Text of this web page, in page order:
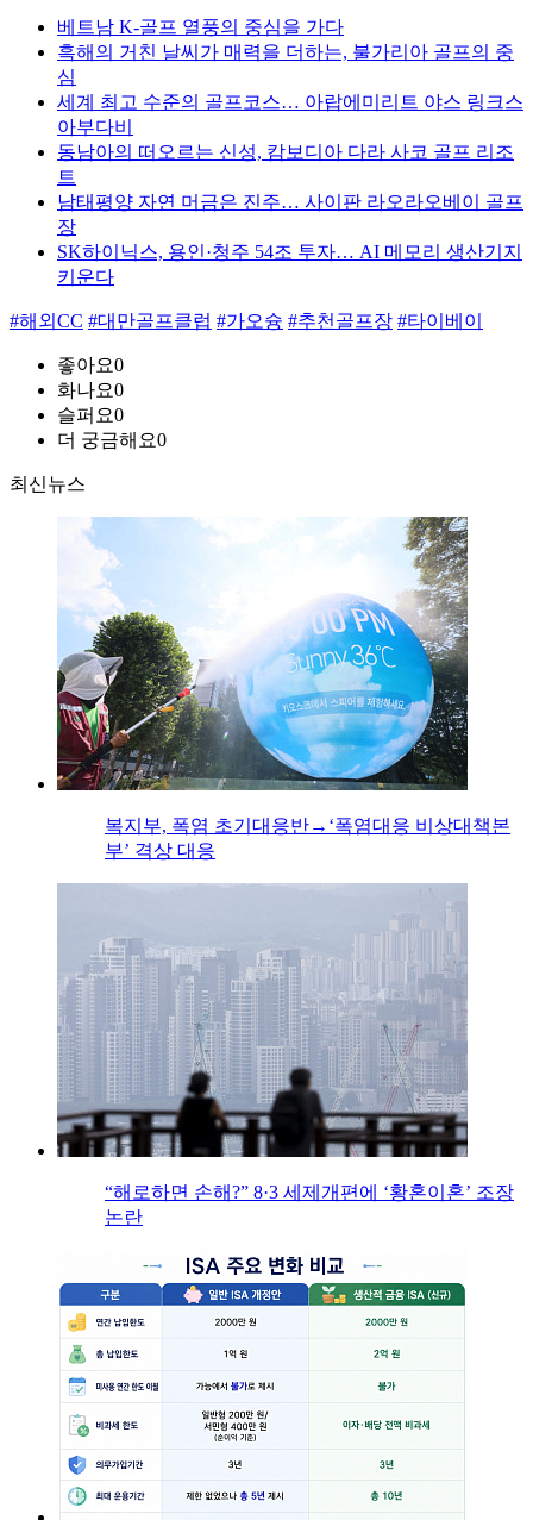
베트남 K-골프 열풍의 중심을 가다
흑해의 거친 날씨가 매력을 더하는, 불가리아 골프의 중
심
세계 최고 수준의 골프코스… 아랍에미리트 야스 링크스
아부다비
동남아의 떠오르는 신성, 캄보디아 다라 사코 골프 리조
트
남태평양 자연 머금은 진주… 사이판 라오라오베이 골프
장
SK하이닉스, 용인·청주 54조 투자… AI 메모리 생산기지
키운다
#해외CC #대만골프클럽 #가오슝 #추천골프장 #타이베이
좋아요0
화나요0
슬퍼요0
더 궁금해요0
최신뉴스
복지부, 폭염 초기대응반→‘폭염대응 비상대책본
부’ 격상 대응
“해로하면 손해?” 8·3 세제개편에 ‘황혼이혼’ 조장
논란